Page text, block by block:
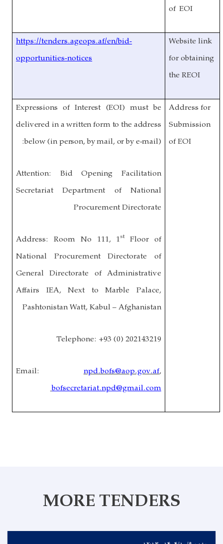
of EOI
Website link
for obtaining
the REOI
https://tenders.ageops.af/en/bid-
opportunities-notices
Address for
Submission
of EOI
Expressions of Interest (EOI) must be
delivered in a written form to the address
below (in person, by mail, or by e-mail):
Attention:
Bid Opening Facilitation
Secretariat Department of National
Procurement Directorate
Address: Room No 111, 1stFloor of
National Procurement Directorate of
General Directorate of Administrative
Affairs IEA, Next to Marble Palace,
Pashtonistan Watt, Kabul – Afghanistan
Telephone: +93 (0) 202143219
Email:npd.bofs@aop.gov.af,
bofsecretariat.npd@gmail.com
MORE TENDERS